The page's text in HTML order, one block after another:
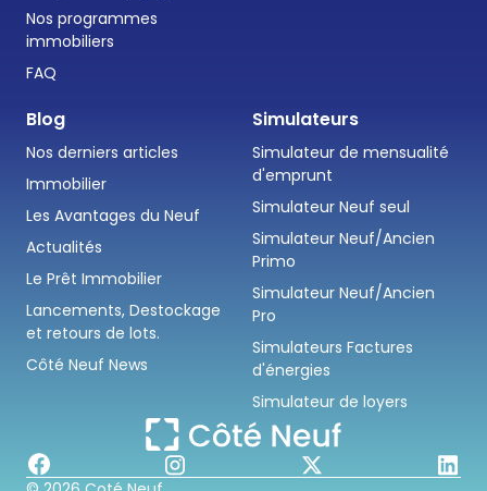
Nos programmes
immobiliers
FAQ
Blog
Nos derniers articles
Immobilier
Les Avantages du Neuf
Actualités
Le Prêt Immobilier
Lancements, Destockage
et retours de lots.
Côté Neuf News
Simulateurs
Simulateur de mensualité
d'emprunt
Simulateur Neuf seul
Simulateur Neuf/Ancien
Primo
Simulateur Neuf/Ancien
Pro
Simulateurs Factures
d'énergies
Simulateur de loyers